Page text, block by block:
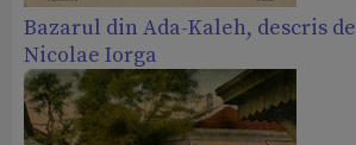
Bazarul din Ada-Kaleh, descris de
Nicolae Iorga